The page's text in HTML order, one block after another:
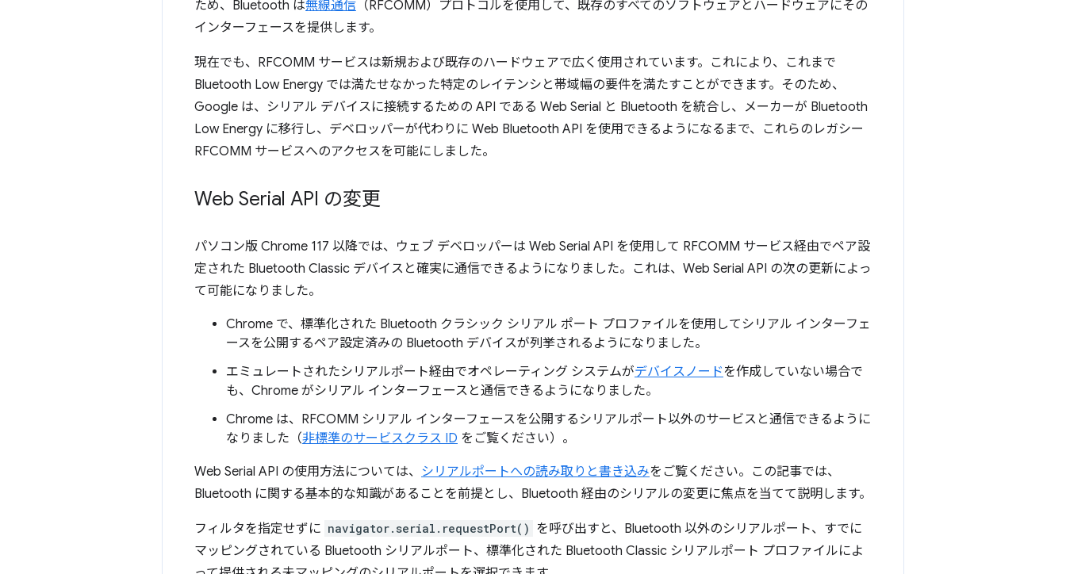
ため、Bluetooth は無線通信 （RFCOMM）プロトコルを使用して、既存のすべてのソフトウェアとハードウェアにその
インターフェースを提供します。
現在でも、RFCOMM サービスは新規および既存のハードウェアで広く使用されています。これにより、これまで
Bluetooth Low Energy では満たせなかった特定のレイテンシと帯域幅の要件を満たすことができます。そのため、
Google は、シリアル デバイスに接続するための API である Web Serial と Bluetooth を統合し、メーカーが Bluetooth
Low Energy に移行し、デベロッパーが代わりに Web Bluetooth API を使用できるようになるまで、これらのレガシー
RFCOMM サービスへのアクセスを可能にしました。
Web Serial API の変更
パソコン版 Chrome 117 以降では、ウェブ デベロッパーは Web Serial API を使用して RFCOMM サービス経由でペア設
定された Bluetooth Classic デバイスと確実に通信できるようになりました。これは、Web Serial API の次の更新によっ
て可能になりました。
Chrome で、標準化された Bluetooth クラシック シリアル ポート プロファイルを使用してシリアル インターフェ
ースを公開するペア設定済みの Bluetooth デバイスが列挙されるようになりました。
エミュレートされたシリアルポート経由でオペレーティング システムがデバイスノードを作成していない場合で
も、Chrome がシリアル インターフェースと通信できるようになりました。
Chrome は、RFCOMM シリアル インターフェースを公開するシリアルポート以外のサービスと通信できるように
なりました（非標準のサービスクラス ID をご覧ください）。
Web Serial API の使用方法については、 シリアルポートへの読み取りと書き込みをご覧ください。この記事では、
Bluetooth に関する基本的な知識があることを前提とし、Bluetooth 経由のシリアルの変更に焦点を当てて説明します。
フィルタを指定せずに navigator.serial.requestPort() を呼び出すと、Bluetooth 以外のシリアルポート、すでに
マッピングされている Bluetooth シリアルポート、標準化された Bluetooth Classic シリアルポート プロファイルによ